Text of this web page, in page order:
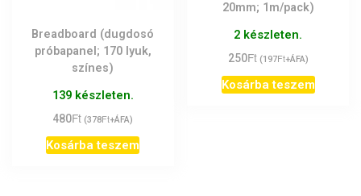
Breadboard (dugdosó
próbapanel; 170 lyuk,
színes)
139 készleten.
480Ft (378Ft+ÁFA)
Kosárba teszem
20mm; 1m/pack)
2 készleten.
250Ft (197Ft+ÁFA)
Kosárba teszem